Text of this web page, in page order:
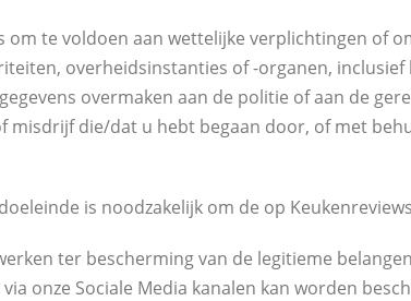
te voldoen aan wettelijke verplichtingen of
overheidsinstanties of -organen,
overmaken aan de politie of aan de
die/dat u hebt begaan door, of met
is noodzakelijk om de op
ter bescherming van de legitieme
onze Sociale Media kanalen kan worden